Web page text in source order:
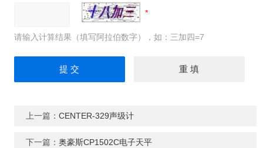
请输入计算结果（填写阿拉伯数字），如：三加四=7
上一篇： CENTER-329声级计
下一篇： 奥豪斯CP1502C电子天平